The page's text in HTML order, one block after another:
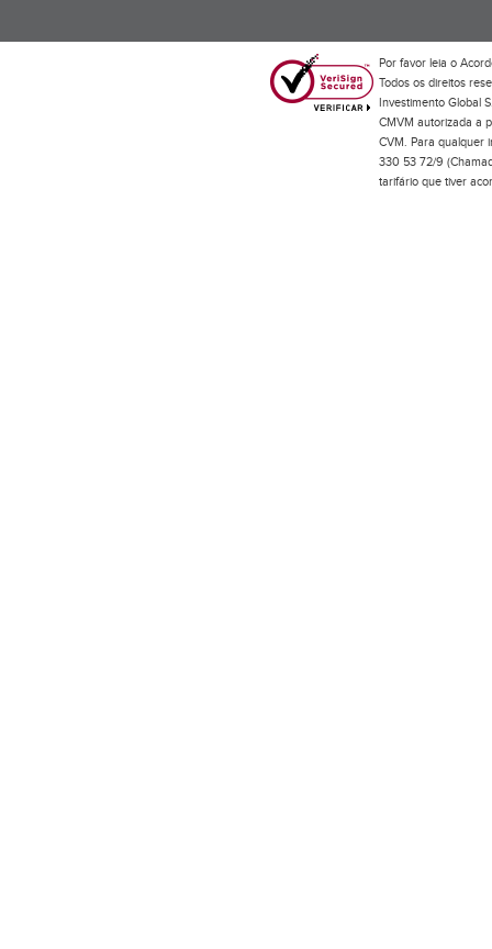
Por favor leia o
Todos os direitos
Investimento Global
CMVM autorizada a
CVM. Para qualquer
330 53 72/9
tarifário que tiver